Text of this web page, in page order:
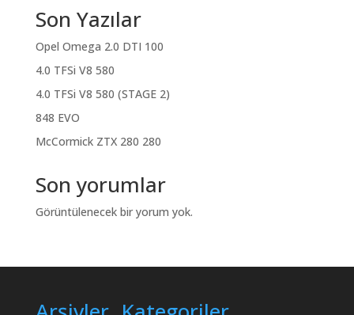
Son Yazılar
Opel Omega 2.0 DTI 100
4.0 TFSi V8 580
4.0 TFSi V8 580 (STAGE 2)
848 EVO
McCormick ZTX 280 280
Son yorumlar
Görüntülenecek bir yorum yok.